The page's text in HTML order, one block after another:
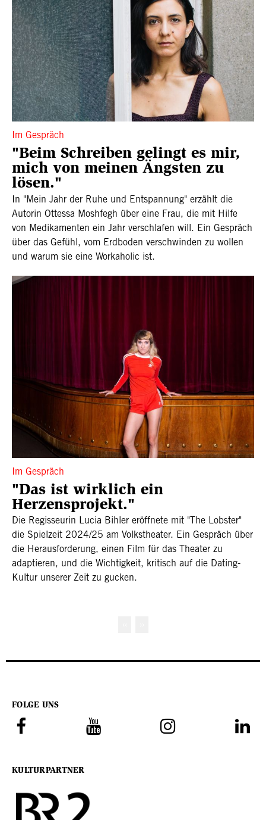
Im Gespräch
"Beim Schreiben gelingt es mir,
mich von meinen Ängsten zu
lösen."
In "Mein Jahr der Ruhe und Entspannung" erzählt die
Autorin Ottessa Moshfegh über eine Frau, die mit Hilfe
von Medikamenten ein Jahr verschlafen will. Ein Gespräch
über das Gefühl, vom Erdboden verschwinden zu wollen
und warum sie eine Workaholic ist.
Im Gespräch
"Das ist wirklich ein
Herzensprojekt."
Die Regisseurin Lucia Bihler eröffnete mit "The Lobster"
die Spielzeit 2024/25 am Volkstheater. Ein Gespräch über
die Herausforderung, einen Film für das Theater zu
adaptieren, und die Wichtigkeit, kritisch auf die Dating-
Kultur unserer Zeit zu gucken.
FOLGE UNS
KULTURPARTNER